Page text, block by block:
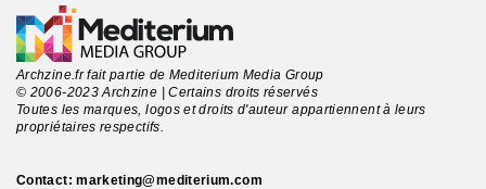
Archzine.fr fait partie de Mediterium Media Group
© 2006-2023 Archzine | Certains droits réservés
Toutes les marques, logos et droits d'auteur appartiennent à leurs
propriétaires respectifs.
Contact:marketing@mediterium.com